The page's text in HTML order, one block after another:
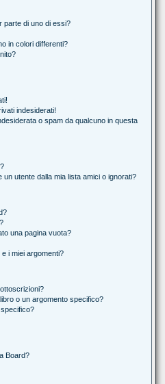
parte di uno di essi?
in colori differenti?
indesiderati!
o spam da qualcuno in questa
utente dalla mia lista amici o ignorati?
una pagina vuota?
i miei argomenti?
o un argomento specifico?
Board?